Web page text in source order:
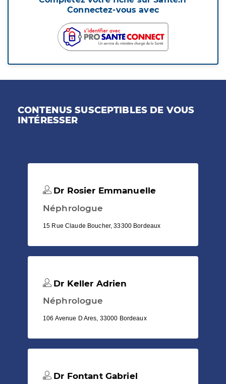
Connectez-vous avec
CONTENUS SUSCEPTIBLES DE VOUS
INTÉRESSER
Dr Rosier Emmanuelle
Néphrologue
15 Rue Claude Boucher, 33300 Bordeaux
Dr Keller Adrien
Néphrologue
106 Avenue D Ares, 33000 Bordeaux
Dr Fontant Gabriel